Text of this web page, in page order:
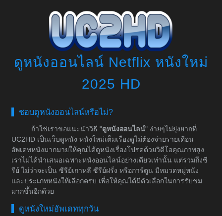
ดูหนังออนไลน์ Netflix หนังใหม่
2025 HD
ชอบดูหนังออนไลน์หรือไม่?
ถ้าใช่เราขอแนะนำวิธี "ดูหนังออนไลน์" ง่ายๆไม่ยุ่งยากที่
UC2HD เป็นเว็บดูหนัง หนังใหม่เต็มเรื่องดูไม่ต้องจ่ายรายเดือน
อัพเดทหนังมากมายให้คุณได้ดูหนังเรื่องโปรดด้วยวิดีโอคุณภาพสูง
เราไม่ได้นำเสนอเฉพาะหนังออนไลน์อย่างเดียวเท่านั้น แต่รวมถึงซี
รีย์ ไม่ว่าจะเป็น ซีรีย์เกาหลี ซีรีย์ฝรั่ง หรือการ์ตูน มีหมวดหมู่หนัง
และประเภทหนังให้เลือกครบ เพื่อให้คุณได้มีตัวเลือกในการรับชม
มากขึ้นอีกด้วย
ดูหนังใหม่อัพเดททุกวัน